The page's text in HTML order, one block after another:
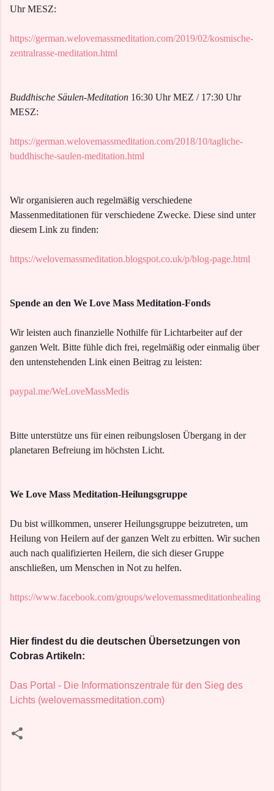
Uhr MESZ:
https://german.welovemassmeditation.com/2019/02/kosmische-
zentralrasse-meditation.html
Buddhische Säulen-Meditation 16:30 Uhr MEZ / 17:30 Uhr
MESZ:
https://german.welovemassmeditation.com/2018/10/tagliche-
buddhische-saulen-meditation.html
Wir organisieren auch regelmäßig verschiedene
Massenmeditationen für verschiedene Zwecke. Diese sind unter
diesem Link zu finden:
https://welovemassmeditation.blogspot.co.uk/p/blog-page.html
Spende an den We Love Mass Meditation-Fonds
Wir leisten auch finanzielle Nothilfe für Lichtarbeiter auf der
ganzen Welt. Bitte fühle dich frei, regelmäßig oder einmalig über
den untenstehenden Link einen Beitrag zu leisten:
paypal.me/WeLoveMassMedis
Bitte unterstütze uns für einen reibungslosen Übergang in der
planetaren Befreiung im höchsten Licht.
We Love Mass Meditation-Heilungsgruppe
Du bist willkommen, unserer Heilungsgruppe beizutreten, um
Heilung von Heilern auf der ganzen Welt zu erbitten. Wir suchen
auch nach qualifizierten Heilern, die sich dieser Gruppe
anschließen, um Menschen in Not zu helfen.
https://www.facebook.com/groups/welovemassmeditationhealing
Hier findest du die deutschen Übersetzungen von
Cobras Artikeln:
Das Portal - Die Informationszentrale für den Sieg des
Lichts (welovemassmeditation.com)